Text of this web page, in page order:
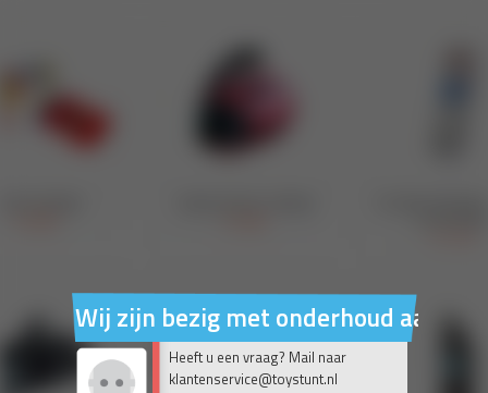
Wij zijn bezig met onderhoud aan
Heeft u een vraag? Mail naar
klantenservice@toystunt.nl